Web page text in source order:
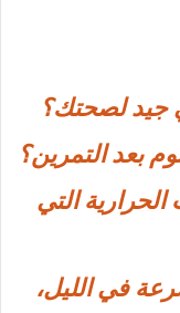
جيد لصحتك؟
بعد التمرين؟
التي
بسرعة في الليل،